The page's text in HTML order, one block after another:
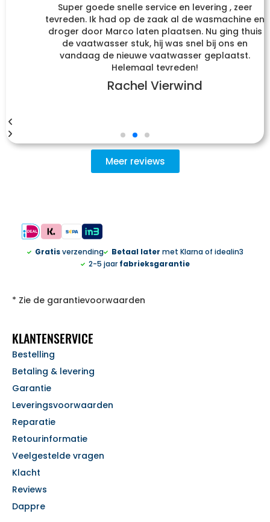
Super goede snelle service en levering , zeer
tevreden. Ik had op de zaak al de wasmachine en
droger door Marco laten plaatsen. Nu ging thuis
de vaatwasser stuk, hij was snel bij ons en
vandaag de nieuwe vaatwasser geplaatst.
Helemaal tevreden!
Rachel Vierwind
Meer reviews
Gratisverzending Betaal later met Klarna of idealin3
2-5 jaar fabrieksgarantie
* Zie de garantievoorwaarden
KLANTENSERVICE
Bestelling
Betaling & levering
Garantie
Leveringsvoorwaarden
Reparatie
Retourinformatie
Veelgestelde vragen
Klacht
Reviews
Dappre